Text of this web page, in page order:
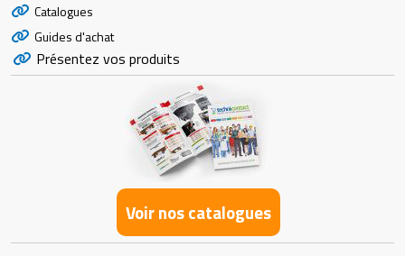
Catalogues
Guides d'achat
Présentez vos produits
Voir nos catalogues